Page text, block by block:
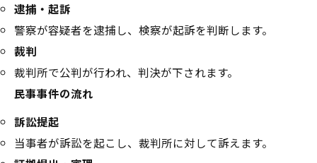
逮捕・起訴
警察が容疑者を逮捕し、検察が起訴を判断します。
裁判
裁判所で公判が行われ、判決が下されます。
民事事件の流れ
訴訟提起
当事者が訴訟を起こし、裁判所に対して訴えます。